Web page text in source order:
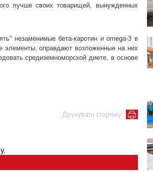
лучше своих товарищей, вынужденных
незаменимые бета-каротин и omega-3 в
элементы, оправдают возложенные на них
средиземноморской диете, в основе
Друкувати сторінку